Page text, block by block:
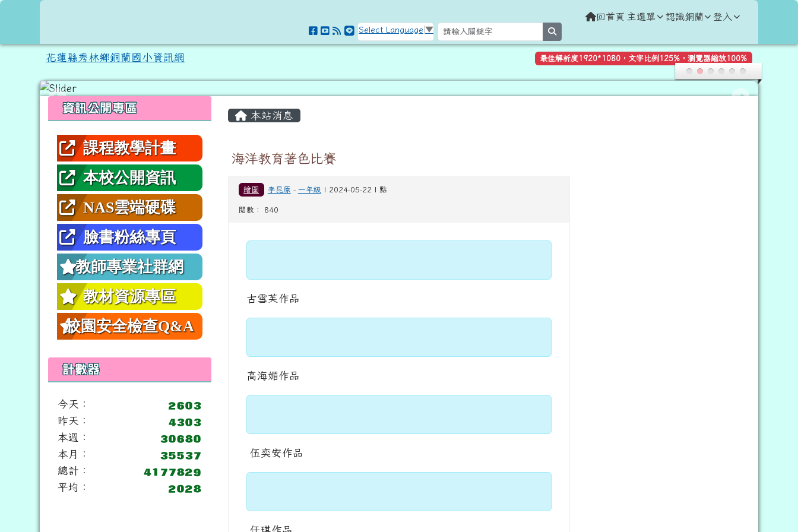
跳至主內容區
Select Language ▼
回首頁 主選單 認識銅蘭 登入
花蓮縣秀林鄉銅蘭國小資訊網 最佳解析度1920*1080，文字比例125%，瀏覽器縮放100%
左邊區域內容
資訊公開專區
課程教學計畫
本校公開資訊
NAS雲端硬碟
臉書粉絲專頁
教師專業社群網
教材資源專區
校園安全檢查Q&A
計數器
今天：
昨天：
本週：
本月：
總計：
平均：
主內容區域
本站消息
海洋教育著色比賽
繪圖 李昆原 - 一年級 | 2024-05-22 | 點
閱數： 840
古雪芙作品
高海媚作品
伍奕安作品
任琪作品
頁尾區域